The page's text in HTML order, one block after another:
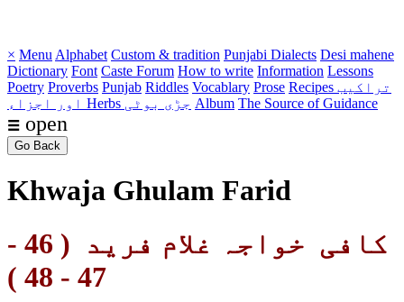
× Menu Alphabet Custom & tradition Punjabi Dialects Desi mahene
Dictionary Font Caste Forum How to write Information Lessons
Poetry Proverbs Punjab Riddles Vocablary Prose Recipes تراکیب
Herbs جڑی بوٹی Album The Source of Guidance
☰ open
Go Back
Khwaja Ghulam Farid
کافی خواجہ غلام فرید (
46 -
47 - 48
)